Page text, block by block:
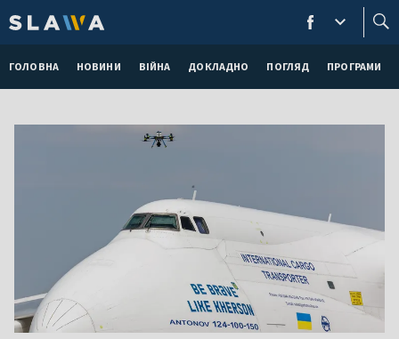
Найважливіші
з
ГОЛОВНА НОВИНИ ВІЙНА ДОКЛАДНО ПОГЛЯД ПРОГРАМИ